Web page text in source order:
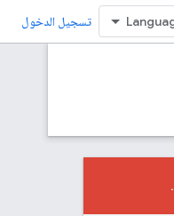
تسجيل الدخول
.